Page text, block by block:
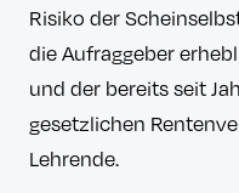
Risiko der
die Aufraggeber
und der bereits seit
gesetzlichen
Lehrende.